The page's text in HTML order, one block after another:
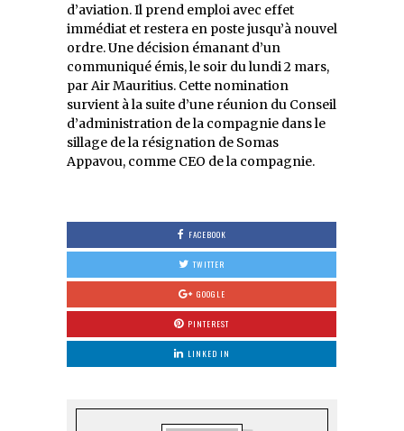
d’aviation. Il prend emploi avec effet
immédiat et restera en poste jusqu’à nouvel
ordre. Une décision émanant d’un
communiqué émis, le soir du lundi 2 mars,
par Air Mauritius. Cette nomination
survient à la suite d’une réunion du Conseil
d’administration de la compagnie dans le
sillage de la résignation de Somas
Appavou, comme CEO de la compagnie.
FACEBOOK
TWITTER
GOOGLE
PINTEREST
LINKED IN